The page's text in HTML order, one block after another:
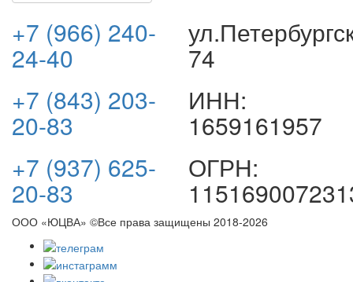
+7 (966) 240-
24-40
+7 (843) 203-
20-83
+7 (937) 625-
20-83
74
ИНН:
1659161957
ОГРН:
ООО «ЮЦВА» ©Все права защищены 2018-2026